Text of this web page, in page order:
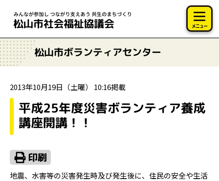
メニュー
松山市ボランティアセンター
2013年10月19日（土曜） 10:16掲載
平成25年度災害ボランティア養成
講座開講！！
地震、水害等の災害発生時及び発生後に、住民の安全や生活